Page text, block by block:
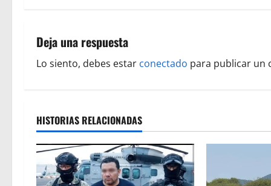
g
a
i
ó
n
Deja una respuesta
Lo siento, debes estar conectado para publicar un
HISTORIAS RELACIONADAS